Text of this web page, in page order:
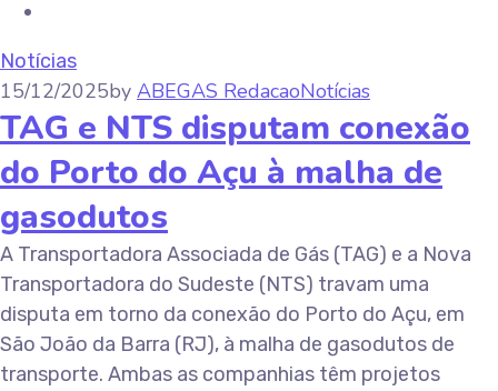
Notícias
15/12/2025by ABEGAS RedacaoNotícias
TAG e NTS disputam conexão
do Porto do Açu à malha de
gasodutos
A Transportadora Associada de Gás (TAG) e a Nova
Transportadora do Sudeste (NTS) travam uma
disputa em torno da conexão do Porto do Açu, em
São João da Barra (RJ), à malha de gasodutos de
transporte. Ambas as companhias têm projetos